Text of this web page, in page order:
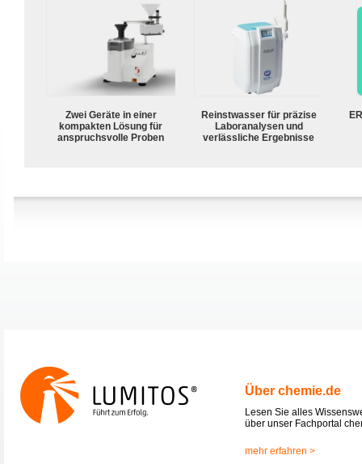
Zwei Geräte in einer
kompakten Lösung für
anspruchsvolle Proben
Reinstwasser für präzise
Laboranalysen und
verlässliche Ergebnisse
Über chemie.de
Lesen Sie alles
über unser Fachportal
mehr erfahren >